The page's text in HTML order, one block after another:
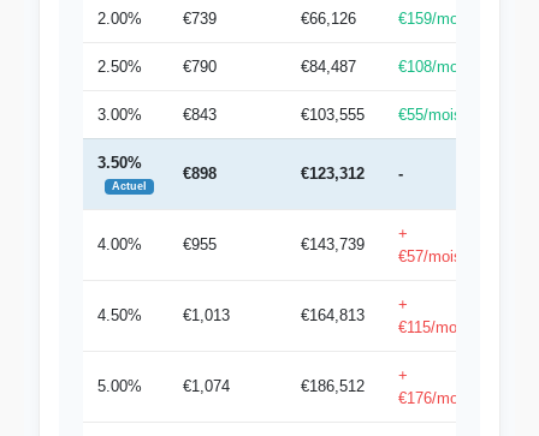
2.00% €739 €66,126 €159/mois
2.50% €790 €84,487 €108/mois
3.00% €843 €103,555 €55/mois
3.50%
Actuel
€898 €123,312 -
4.00% €955 €143,739
+
€57/mois
4.50% €1,013 €164,813
+
€115/mois
5.00% €1,074 €186,512
+
€176/mois